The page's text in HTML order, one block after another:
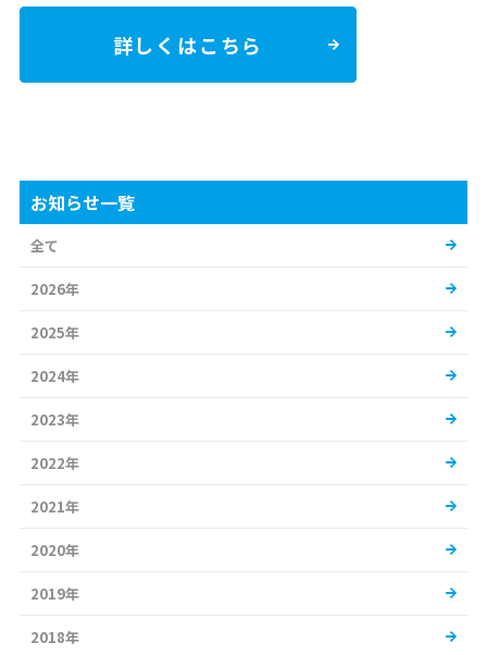
詳しくはこちら
お知らせ一覧
全て
2026年
2025年
2024年
2023年
2022年
2021年
2020年
2019年
2018年